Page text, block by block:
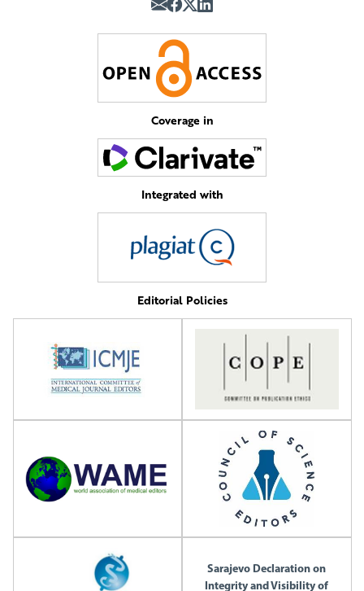
Coverage in
Integrated with
Editorial Policies
Sarajevo Declaration on
Integrity and Visibility of